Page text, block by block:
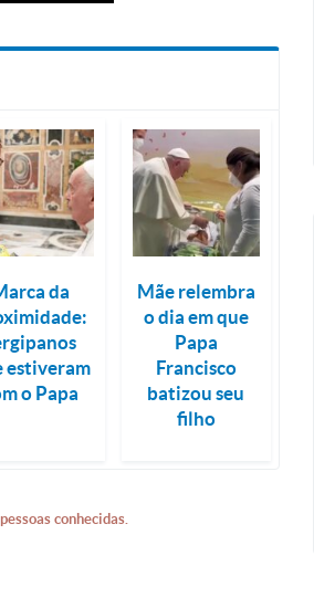
da
estiveram
o Papa
Mãe relembra
o dia em que
Papa
Francisco
batizou seu
filho
conhecidas.